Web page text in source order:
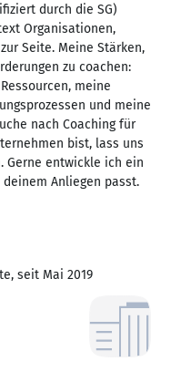
durch die SG)
Organisationen,
Seite. Meine Stärken,
zu coachen:
meine
und meine
nach Coaching für
bist, lass uns
Gerne entwickle ich ein
Anliegen passt.
seit Mai 2019